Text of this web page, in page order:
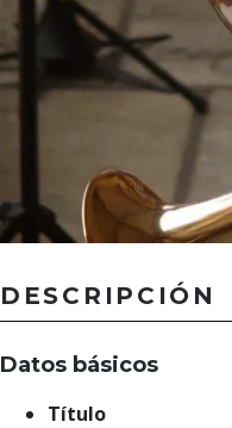
DESCRIPCIÓN
Datos básicos
Título